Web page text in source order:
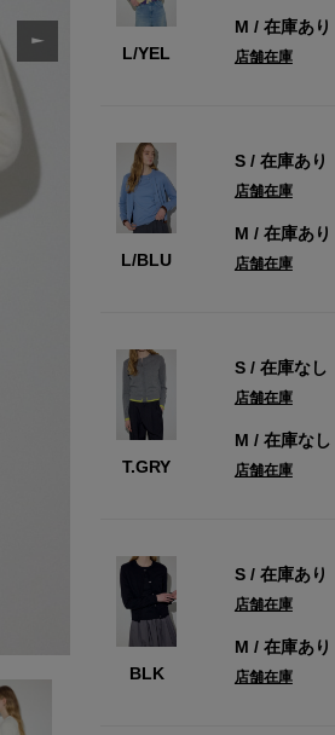
L/YEL
M / 在庫あり
店舗在庫
L/BLU
S/ 在庫あり
店舗在庫
M / 在庫あり
店舗在庫
T.GRY
S/ 在庫なし
店舗在庫
M / 在庫なし
店舗在庫
BLK
S/ 在庫あり
店舗在庫
M / 在庫あり
店舗在庫